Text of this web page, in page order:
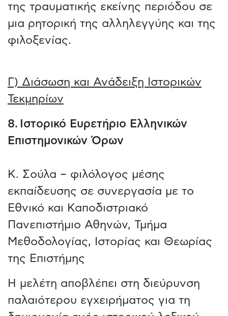
της τραυματικής εκείνης περιόδου σε
μια ρητορική της αλληλεγγύης και της
φιλοξενίας.
Γ) Διάσωση και Ανάδειξη Ιστορικών
Τεκμηρίων
8. Ιστορικό Ευρετήριο Ελληνικών
Επιστημονικών Όρων
Κ. Σούλα – φιλόλογος μέσης
εκπαίδευσης σε συνεργασία με το
Εθνικό και Καποδιστριακό
Πανεπιστήμιο Αθηνών, Τμήμα
Μεθοδολογίας, Ιστορίας και Θεωρίας
της Επιστήμης
Η μελέτη αποβλέπει στη διεύρυνση
παλαιότερου εγχειρήματος για τη